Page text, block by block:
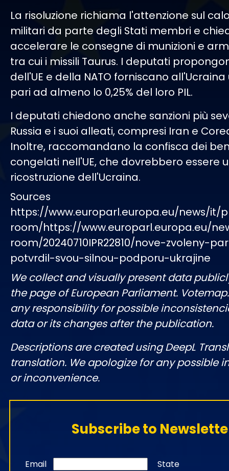
La risoluzione richiama l'attenzione sul
militari da parte degli Stati membri e
accelerare le consegne di munizioni e
tra cui i missili Taurus. I deputati
dell'UE e della NATO forniscano
pari ad almeno lo 0,25% del loro PIL.
I deputati chiedono anche sanzioni più
Russia e i suoi alleati, compresi Iran e
Inoltre, raccomandano la confisca dei
congelati nell'UE, che dovrebbero essere
ricostruzione dell'Ucraina.
Sources
https://www.europarl.europa.eu/news/it/
room/https://www.europarl.europa.eu/
room/20240710IPR22810/nove-zvoleny-
potvrdil-svou-silnou-podporu-ukrajine
We collect and visually present data
the page of European Parliament.
any responsibility for possible
data or its changes after the publication.
Descriptions are created using DeepL
translation. We apologize for any possible
or inconvenience.
Subscribe to
Email State